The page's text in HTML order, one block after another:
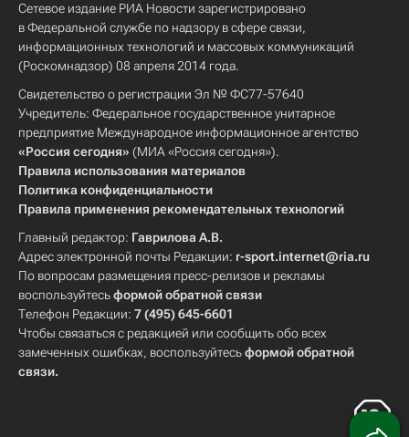
Сетевое издание РИА Новости зарегистрировано
в Федеральной службе по надзору в сфере связи,
информационных технологий и массовых коммуникаций
(Роскомнадзор) 08 апреля 2014 года.
Свидетельство о регистрации Эл № ФС77-57640
Учредитель: Федеральное государственное унитарное
предприятие Международное информационное агентство
«Россия сегодня» (МИА «Россия сегодня»).
Правила использования материалов
Политика конфиденциальности
Правила применения рекомендательных технологий
Главный редактор: Гаврилова А.В.
Адрес электронной почты Редакции: r-sport.internet@ria.ru
По вопросам размещения пресс-релизов и рекламы
воспользуйтесьформой обратной связи
Телефон Редакции: 7 (495) 645-6601
Чтобы связаться с редакцией или сообщить обо всех
замеченных ошибках, воспользуйтесьформой обратной
связи.